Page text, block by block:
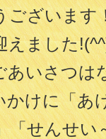
ございます
ました
あいさつは
かけに「あ
「せんせい